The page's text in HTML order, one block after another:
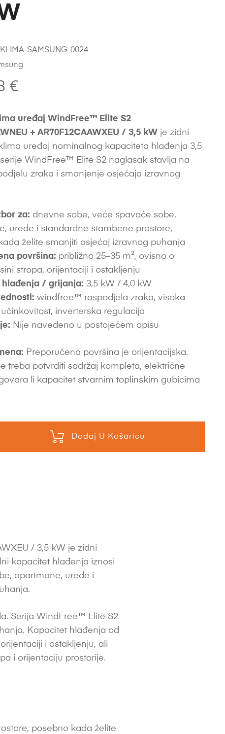
€
uređaj WindFree™ Elite S2
+ AR70F12CAAWXEU / 3,5 kW je zidni
uređaj nominalnog kapaciteta hlađenja 3,5
WindFree™ Elite S2 naglasak stavlja na
zraka i smanjenje osjećaja izravnog
za: dnevne sobe, veće spavaće sobe,
urede i standardne stambene prostore,
želite smanjiti osjećaj izravnog puhanja
površina: približno 25–35 m², ovisno o
stropa, orijentaciji i ostakljenju
hlađenja / grijanja: 3,5 kW / 4,0 kW
windfree™ raspodjela zraka, visoka
inverterska regulacija
Nije navedeno u postojećem opisu
Preporučena površina je orijentacijska.
treba potvrditi sadržaj kompleta, električne
li kapacitet stvarnim toplinskim gubicima
Dodaj U Košaricu
SAMSUNG-0024
/ 3,5 kW je zidni
kapacitet hlađenja iznosi
apartmane, urede i
Serija WindFree™ Elite S2
Kapacitet hlađenja od
i ostakljenju, ali
i orijentaciju prostorije.
posebno kada želite